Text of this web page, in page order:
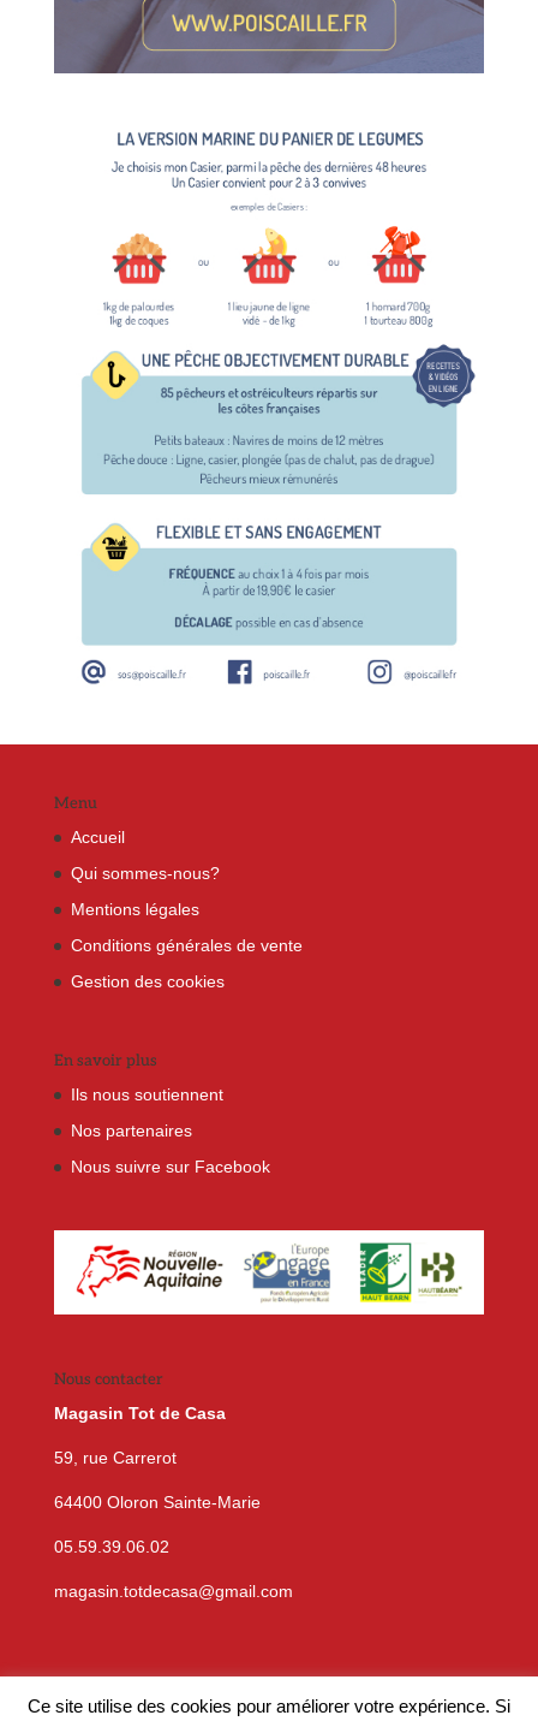
Menu
Accueil
Qui sommes-nous?
Mentions légales
Conditions générales de vente
Gestion des cookies
En savoir plus
Ils nous soutiennent
Nos partenaires
Nous suivre sur Facebook
Nous contacter
Magasin Tot de Casa
59, rue Carrerot
64400 Oloron Sainte-Marie
05.59.39.06.02
magasin.totdecasa@gmail.com
Ce site utilise des cookies pour améliorer votre expérience. Si